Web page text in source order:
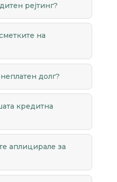
рејтинг?
на
долг?
кредитна
аплицирале за